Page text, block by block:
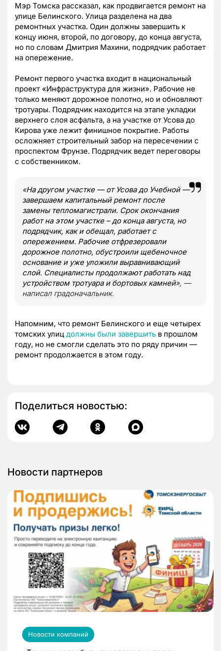
Мэр Томска рассказал, как продвигается ремонт на
улице Белинского. Улица разделена на два
ремонтных участка. Один должны завершить к
концу июня, второй, по договору, до конца августа,
но по словам Дмитрия Махини, подрядчик работает
на опережение.
Ремонт первого участка входит в национальный
проект «Инфраструктура для жизни». Рабочие не
только меняют дорожное полотно, но и обновляют
тротуары. Подрядчик находится на этапе укладки
верхнего слоя асфальта, а на участке от Усова до
Кирова уже лежит финишное покрытие. Работы
осложняет строительный забор на пересечении с
проспектом Фрунзе. Подрядчик ведет переговоры
с собственником.
«На другом участке — от Усова до Учебной —
завершаем капитальный ремонт после
замены тепломагистрали. Срок окончания
работ на этом участке – до конца августа, но
подрядчик, как и обещал, работает с
опережением. Рабочие отфрезеровали
дорожное полотно, обустроили щебеночное
основание и уже уложили выравнивающий
слой. Специалисты продолжают работать над
устройством тротуара и бортовых камней», —
написал градоначальник.
Напомним, что ремонт Белинского и еще четырех
томских улиц должны были завершить в прошлом
году, но не смогли сделать это по ряду причин —
ремонт продолжается в этом году.
Поделиться новостью:
Новости партнеров
Новости компаний